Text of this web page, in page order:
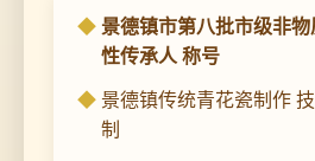
景德镇市第八批市级非
性传承人 称号
景德镇传统青花瓷制作
制